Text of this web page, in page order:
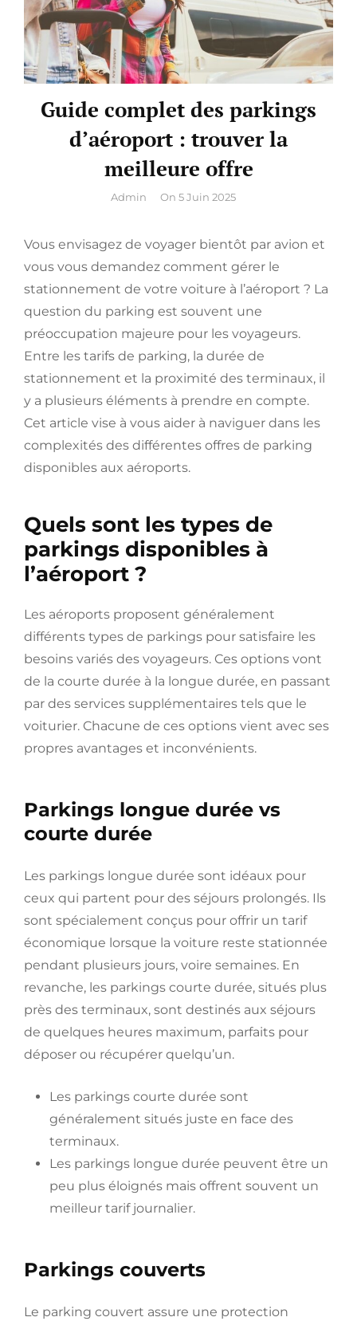
Guide complet des parkings
d’aéroport : trouver la
meilleure offre
By
Admin On 5 Juin 2025
Vous envisagez de voyager bientôt par avion et
vous vous demandez comment gérer le
stationnement de votre voiture à l’aéroport ? La
question du parking est souvent une
préoccupation majeure pour les voyageurs.
Entre les tarifs de parking, la durée de
stationnement et la proximité des terminaux, il
y a plusieurs éléments à prendre en compte.
Cet article vise à vous aider à naviguer dans les
complexités des différentes offres de parking
disponibles aux aéroports.
Quels sont les types de
parkings disponibles à
l’aéroport ?
Les aéroports proposent généralement
différents types de parkings pour satisfaire les
besoins variés des voyageurs. Ces options vont
de la courte durée à la longue durée, en passant
par des services supplémentaires tels que le
voiturier. Chacune de ces options vient avec ses
propres avantages et inconvénients.
Parkings longue durée vs
courte durée
Les parkings longue durée sont idéaux pour
ceux qui partent pour des séjours prolongés. Ils
sont spécialement conçus pour offrir un tarif
économique lorsque la voiture reste stationnée
pendant plusieurs jours, voire semaines. En
revanche, les parkings courte durée, situés plus
près des terminaux, sont destinés aux séjours
de quelques heures maximum, parfaits pour
déposer ou récupérer quelqu’un.
Les parkings courte durée sont
généralement situés juste en face des
terminaux.
Les parkings longue durée peuvent être un
peu plus éloignés mais offrent souvent un
meilleur tarif journalier.
Parkings couverts
Le parking couvert assure une protection